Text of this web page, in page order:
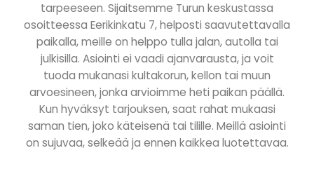
tarpeeseen. Sijaitsemme Turun keskustassa
osoitteessa Eerikinkatu 7, helposti saavutettavalla
paikalla, meille on helppo tulla jalan, autolla tai
julkisilla. Asiointi ei vaadi ajanvarausta, ja voit
tuoda mukanasi kultakorun, kellon tai muun
arvoesineen, jonka arvioimme heti paikan päällä.
Kun hyväksyt tarjouksen, saat rahat mukaasi
saman tien, joko käteisenä tai tilille. Meillä asiointi
on sujuvaa, selkeää ja ennen kaikkea luotettavaa.